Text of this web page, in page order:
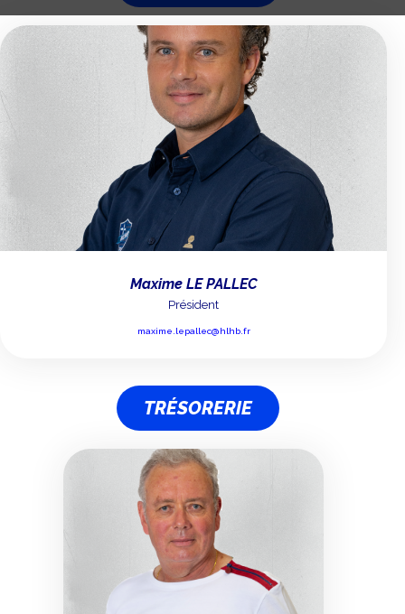
Maxime LE PALLEC
Président
maxime.lepallec@hlhb.fr
TRÉSORERIE